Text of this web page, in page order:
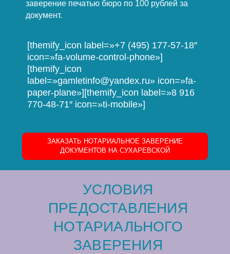
заверение печатью бюро по 100 рублей за
документ.
[themify_icon label=»+7 (495) 177-57-18″
icon=»fa-volume-control-phone»]
[themify_icon
label=»gamletinfo@yandex.ru» icon=»fa-
paper-plane»][themify_icon label=»8 916
770-48-71″ icon=»ti-mobile»]
ЗАКАЗАТЬ НОТАРИАЛЬНОЕ ЗАВЕРЕНИЕ
ДОКУМЕНТОВ НА СУХАРЕВСКОЙ
УСЛОВИЯ
ПРЕДОСТАВЛЕНИЯ
НОТАРИАЛЬНОГО
ЗАВЕРЕНИЯ